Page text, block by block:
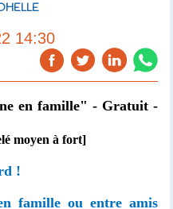
14:30
en famille" - Gratuit -
moyen à fort]
!
famille ou entre amis